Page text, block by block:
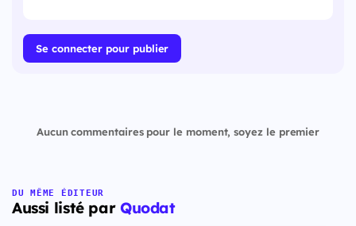
Se connecter pour publier
Aucun commentaires pour le moment, soyez le premier
DU MÊME ÉDITEUR
Aussi listé par Quodat